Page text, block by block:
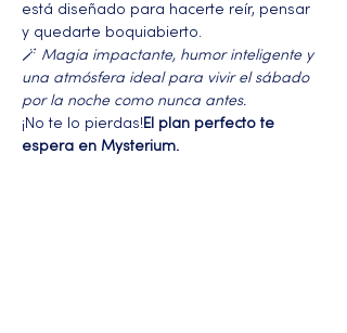
está diseñado para hacerte reír, pensar
y quedarte boquiabierto.
🪄 Magia impactante, humor inteligente y
una atmósfera ideal para vivir el sábado
por la noche como nunca antes.
¡No te lo pierdas!El plan perfecto te
espera en Mysterium.